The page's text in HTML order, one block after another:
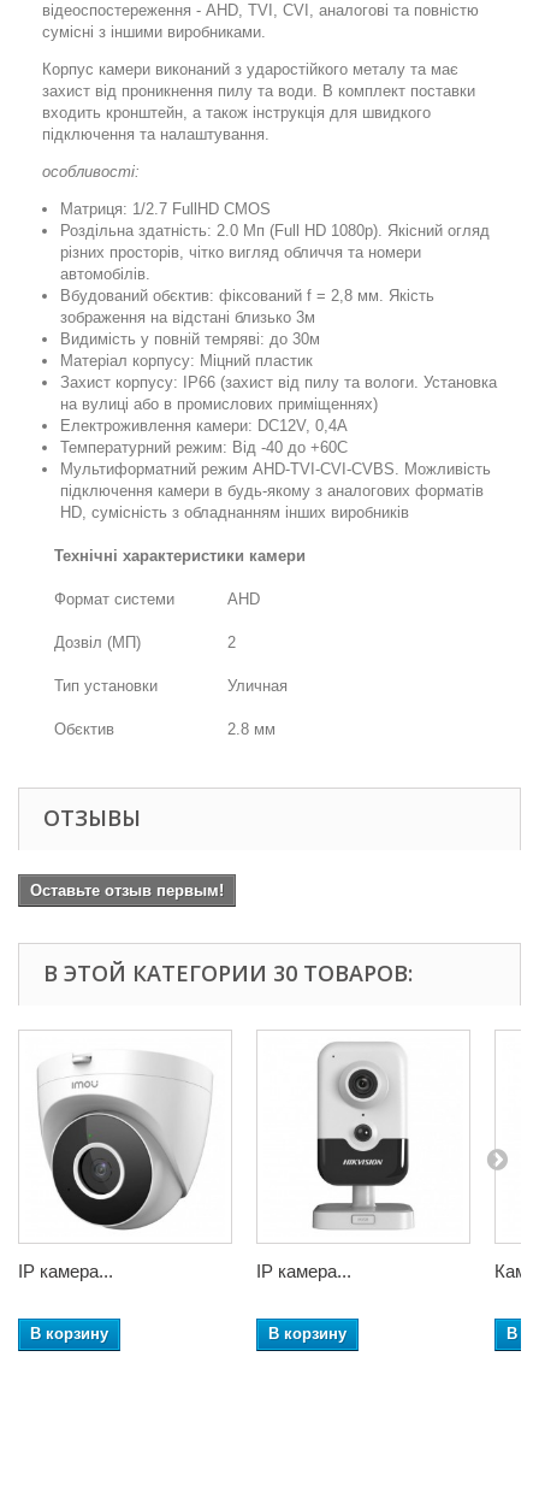
відеоспостереження - AHD, TVI, CVI, аналогові та повністю
сумісні з іншими виробниками.
Корпус камери виконаний з ударостійкого металу та має
захист від проникнення пилу та води. В комплект поставки
входить кронштейн, а також інструкція для швидкого
підключення та налаштування.
особливості:
Матриця: 1/2.7 FullHD CMOS
Роздільна здатність: 2.0 Мп (Full HD 1080p). Якісний огляд
різних просторів, чітко вигляд обличчя та номери
автомобілів.
Вбудований обєктив: фіксований f = 2,8 мм. Якість
зображення на відстані близько 3м
Видимість у повній темряві: до 30м
Матеріал корпусу: Міцний пластик
Захист корпусу: IP66 (захист від пилу та вологи. Установка
на вулиці або в промислових приміщеннях)
Електроживлення камери: DC12V, 0,4А
Температурний режим: Від -40 до +60С
Мультиформатний режим AHD-TVI-CVI-CVBS. Можливість
підключення камери в будь-якому з аналогових форматів
HD, сумісність з обладнанням інших виробників
Технічні характеристики камери
Формат системи AHD
Дозвіл (МП) 2
Тип установки Уличная
Обєктив 2.8 мм
ОТЗЫВЫ
Оставьте отзыв первым!
В ЭТОЙ КАТЕГОРИИ 30 ТОВАРОВ:
IP камера...
В корзину
IP камера...
В корзину В